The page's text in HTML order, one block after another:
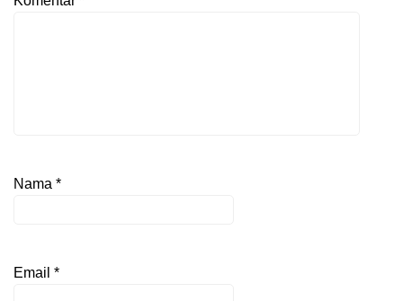
Nama *
Email *